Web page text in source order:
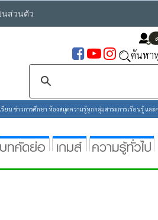
นส่วนตัว
ค้นหา
น ข่าวการศึกษา ห้องสมุดความรู้ทุกกลุ่มสาระการเรียนรู้ แล